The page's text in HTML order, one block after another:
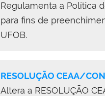
Regulamenta a Política
para fins de
UFOB.
RESOLUÇÃO CEAA/
Altera a RESOLUÇÃO